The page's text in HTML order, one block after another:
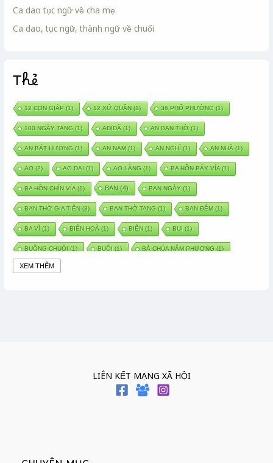
Ca dao tục ngữ về cha mẹ
Ca dao, tục ngữ, thành ngữ về chuối
Thẻ
12 CON GIÁP (1) 12 XỨ QUÂN (1) 36 PHỐ PHƯỜNG (1)
100 NGÀY TANG (1) ADIĐÀ (1) AN BAN THỜ(1)
AN BÁT HƯƠNG (1) AN NAM(1) AN NGHỈ (1) AN NHÀ (1)
AO (2) AO DẠI (1) AO LÀNG (1) BA HỒN BẢY VÍA(1)
BA HỒN CHÍN VÍA(1) BAN (4) BAN NGÀY (1)
BAN THỜ GIA TIÊN (3) BAN THỜ TANG (1) BAN ĐÊM(1)
BA VÌ (1) BIÊN HOÀ (1) BIỂN (1) BUI (1)
BUỒNG CHUỐI (1) BUỔI (1) BÀ CHÚA NĂM PHƯƠNG (1)
BÀ CHÚA THÀNH ĐÔNG
BÁNH TRÁNG (1) BÁNH TRÔI BÁNH CHAY
XEM THÊM
LIÊN KẾT MẠNG XÃ HỘI